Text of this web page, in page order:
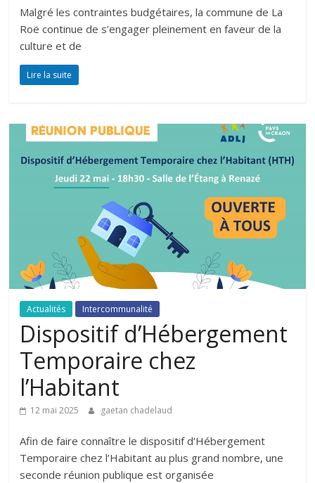
Malgré les contraintes budgétaires, la commune de La
Roë continue de s’engager pleinement en faveur de la
culture et de
Lire la suite
Actualités Intercommunalité
Dispositif d’Hébergement
Temporaire chez
l’Habitant
12 mai 2025 gaetan chadelaud
Afin de faire connaître le dispositif d’Hébergement
Temporaire chez l’Habitant au plus grand nombre, une
seconde réunion publique est organisée